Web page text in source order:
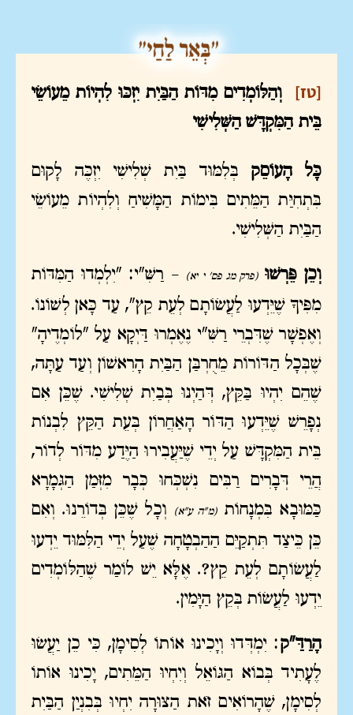
[טז] וְהַלּוֹמְדִים מִדּוֹת הַבַּיִת יִזְכּוּ לִהְיוֹת מֵעוֹשֵׂי
בֵּית הַמִּקְדָּשׁ הַשְּׁלִישִׁי
כָּל הָעוֹסֵק בְּלִמּוּד בַּיִת שְׁלִישִׁי יִזְכֶּה לָקוּם
בִּתְחִיַּת הַמֵּתִים בִּימוֹת הַמָּשִׁיחַ וְלִהְיוֹת מֵעוֹשֵׂי
הַבַּיִת הַשְּׁלִישִׁי.
וְכֵן פֵּרְשׁוּ (פרק מג פס' י יא) – רַשִּׁ"י: "יִלְמְדוּ הַמִּדּוֹת
מִפִּיךָ שֶׁיֵּדְעוּ לַעֲשׂוֹתָם לְעֵת קֵץ", עַד כָּאן לְשׁוֹנוֹ.
וְאֶפְשָׁר שֶׁדִּבְרֵי רַשִּׁ"י נֶאֶמְרוּ דַּיְקָא עַל "לוֹמְדֶיהָ"
שֶׁבְּכָל הַדּוֹרוֹת מֵחֻרְבַּן הַבַּיִת הָרִאשׁוֹן וְעַד עַתָּה,
שֶׁהֵם יִהְיוּ בַּקֵּץ, דְּהַיְנוּ בְּבַיִת שְׁלִישִׁי. שֶׁכֵּן אִם
נְפָרֵשׁ שֶׁיֵּדְעוּ הַדּוֹר הָאַחֲרוֹן בְּעֵת הַקֵּץ לִבְנוֹת
בֵּית הַמִּקְדָּשׁ עַל יְדֵי שֶׁיַּעֲבִירוּ הַיֶּדַע מִדּוֹר לְדוֹר,
הֲרֵי דְּבָרִים רַבִּים נִשְׁכְּחוּ כְּבָר מִזְּמַן הַגְּמָרָא
כַּמּוּבָא בִּמְנָחוֹת(מ"ה ע"א)
וְכָל שֶׁכֵּן בְּדוֹרֵנוּ. וְאִם
כֵּן כֵּיצַד תִּתְקַיֵּם הַהַבְטָחָה שֶׁעַל יְדֵי הַלִּמּוּד יֵדְעוּ
לַעֲשׂוֹתָם לְעֵת קֵץ?. אֶלָּא יֵשׁ לוֹמַר שֶׁהַלּוֹמְדִים
יֵדְעוּ לַעֲשׂוֹת בְּקֵץ הַיָּמִין.
הָרַדַּ"ק: יִמְדְּדוּ וְיָכִינוּ אוֹתוֹ לְסִימָן, כִּי כֵן יַעֲשׂוּ
לֶעָתִיד בְּבוֹא הַגּוֹאֵל וְיִחְיוּ הַמֵּתִים, יָכִינוּ אוֹתוֹ
לְסִימָן, שֶׁהָרוֹאִים זֹאת הַצּוּרָה יִחְיוּ בְּבִנְיַן הַבַּיִת